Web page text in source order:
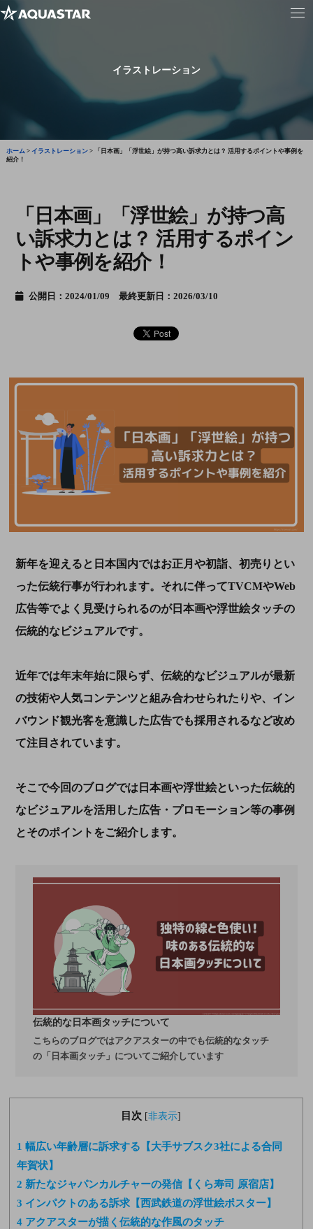
イラストレーション
ホーム> イラストレーション>
「日本画」「浮世絵」が持つ高い訴求力とは？ 活用するポイントや事例を
紹介！
「日本画」「浮世絵」が持つ高
い訴求力とは？ 活用するポイン
トや事例を紹介！
公開日：2024/01/09 最終更新日：2026/03/10
新年を迎えると日本国内ではお正月や初詣、初売りとい
った伝統行事が行われます。それに伴ってTVCMやWeb
広告等でよく見受けられるのが日本画や浮世絵タッチの
伝統的なビジュアルです。
近年では年末年始に限らず、伝統的なビジュアルが最新
の技術や人気コンテンツと組み合わせられたりや、イン
バウンド観光客を意識した広告でも採用されるなど改め
て注目されています。
そこで今回のブログでは日本画や浮世絵といった伝統的
なビジュアルを活用した広告・プロモーション等の事例
とそのポイントをご紹介します。
伝統的な日本画タッチについて
こちらのブログではアクアスターの中でも伝統的なタッチ
の「日本画タッチ」についてご紹介しています
目次 [非表示]
1 幅広い年齢層に訴求する【大手サブスク3社による合同
年賀状】
2 新たなジャパンカルチャーの発信【くら寿司 原宿店】
3 インパクトのある訴求【西武鉄道の浮世絵ポスター】
4 アクアスターが描く伝統的な作風のタッチ